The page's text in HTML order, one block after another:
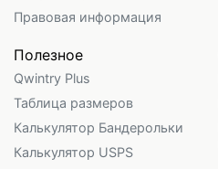
Правовая информация
Полезное
Qwintry Plus
Таблица размеров
Калькулятор Бандерольки
Калькулятор USPS